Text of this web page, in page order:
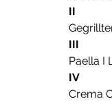
II
III
Paella I
IV
Crema